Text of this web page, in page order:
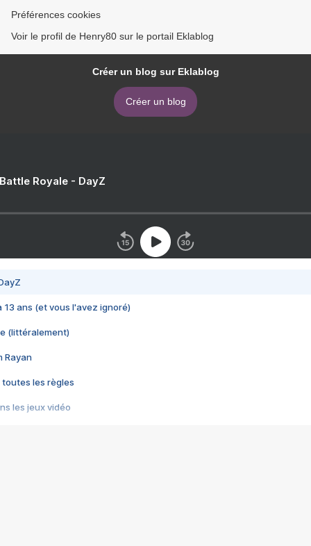
Préférences cookies
Voir le profil de Henry80 sur le portail Eklablog
Créer un blog sur Eklablog
Créer un blog
Royale - DayZ
13 ans (et vous l'avez ignoré)
(littéralement)
Rayan
toutes les règles
les jeux vidéo